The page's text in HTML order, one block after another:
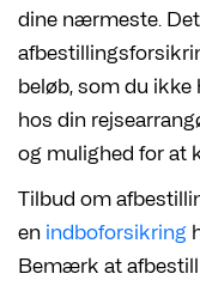
dine nærmeste.
beløb, som du
hos din
og mulighed for at
Tilbud om
en indboforsikring
Bemærk at